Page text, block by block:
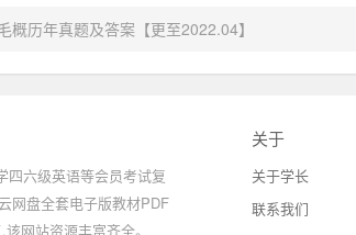
概历年真题及答案【更至2022.04】
四六级英语等会员考试复
网盘全套电子版教材PDF
网站资源丰富齐全。
关于
关于学长
联系我们